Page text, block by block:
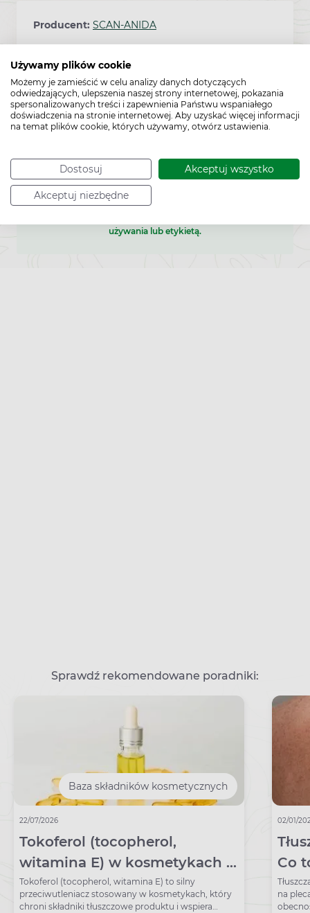
Używamy plików cookie
Możemy je zamieścić w celu analizy danych dotyczących
odwiedzających, ulepszenia naszej strony internetowej, pokazania
spersonalizowanych treści i zapewnienia Państwu wspaniałego
doświadczenia na stronie internetowej. Aby uzyskać więcej informacji
na temat plików cookie, których używamy, otwórz ustawienia.
Dostosuj Akceptuj wszystko
Akceptuj niezbędne
Producent: SCAN-ANIDA
Pozwolenie: CE*
używania lub etykietą.
Sprawdź rekomendowane poradniki:
Baza składników kosmetycznych
22/07/2026
Tokoferol (tocopherol,
witamina E) w kosmetykach –
właściwości i zastosowanie
Tokoferol (tocopherol, witamina E) to silny
przeciwutleniacz stosowany w kosmetykach, który
chroni składniki tłuszczowe produktu i wspiera
02/01/
Co
na